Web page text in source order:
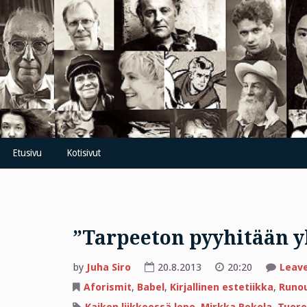
Skip
to
content
Etusivu Kotisivut
”Tarpeeton pyyhitään
by Juha Siro 20.8.2013 20:20
Aforismit, Babel , Kirjallinen estetiikka,